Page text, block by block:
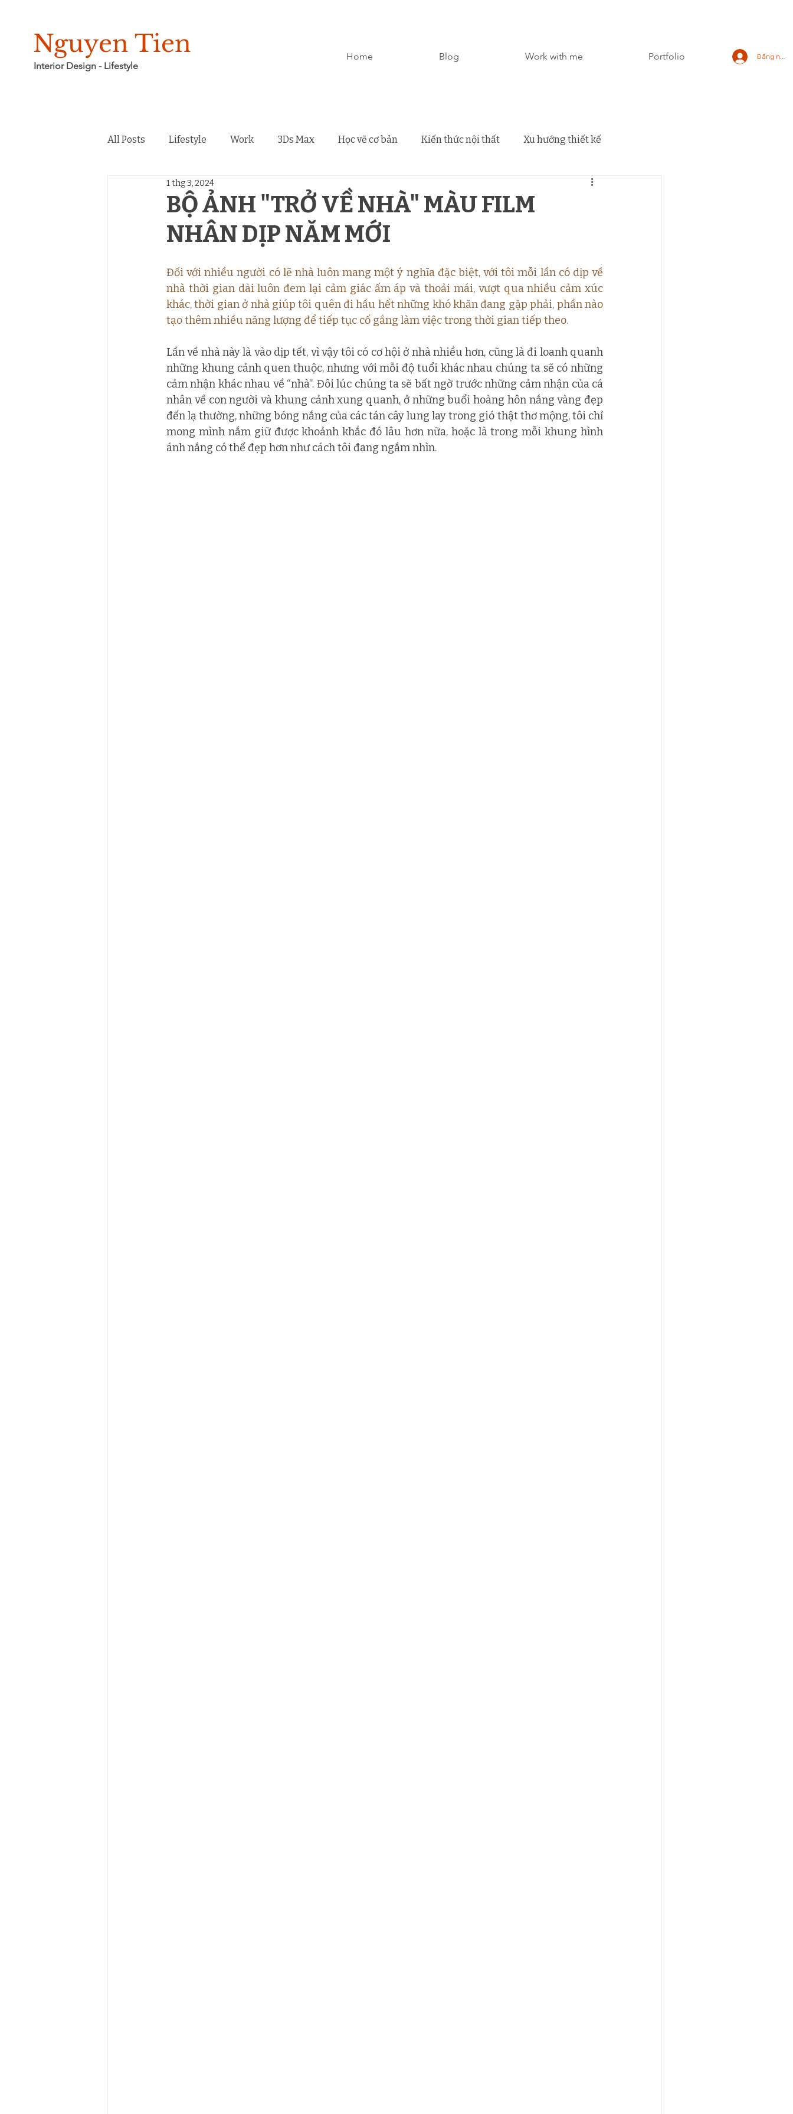
Nguyen Tien
Interior Design - Lifestyle
Home Blog Work with me Portfolio Đăng nhập
All Posts Lifestyle Work 3Ds Max Học vẽ cơ bản Kiến thức nội thất Xu hướng thiết kế
Không gian và câu chuyện
BỘ ẢNH "TRỞ VỀ NHÀ" MÀU FILM
NHÂN DỊP NĂM MỚI
1 thg 3, 2024
Đối với nhiều người có lẽ nhà luôn mang một ý nghĩa đặc biệt, với tôi mỗi lần có dịp về
nhà thời gian dài luôn đem lại cảm giác ấm áp và thoải mái, vượt qua nhiều cảm xúc
khác, thời gian ở nhà giúp tôi quên đi hầu hết những khó khăn đang gặp phải, phần nào
tạo thêm nhiều năng lượng để tiếp tục cố gắng làm việc trong thời gian tiếp theo.
Lần về nhà này là vào dịp tết, vì vậy tôi có cơ hội ở nhà nhiều hơn, cũng là đi loanh quanh
những khung cảnh quen thuộc, nhưng với mỗi độ tuổi khác nhau chúng ta sẽ có những
cảm nhận khác nhau về “nhà”. Đôi lúc chúng ta sẽ bất ngờ trước những cảm nhận của cá
nhân về con người và khung cảnh xung quanh, ở những buổi hoàng hôn nắng vàng đẹp
đến lạ thường, những bóng nắng của các tán cây lung lay trong gió thật thơ mộng, tôi chỉ
mong mình nắm giữ được khoảnh khắc đó lâu hơn nữa, hoặc là trong mỗi khung hình
ánh nắng có thể đẹp hơn như cách tôi đang ngắm nhìn.